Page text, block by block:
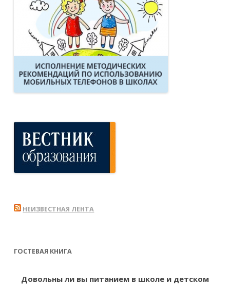
НЕИЗВЕСТНАЯ ЛЕНТА
ГОСТЕВАЯ КНИГА
Довольны ли вы питанием в школе и детском